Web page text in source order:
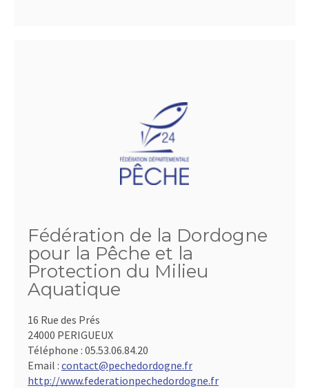
Fédération de la Dordogne
pour la Pêche et la
Protection du Milieu
Aquatique
16 Rue des Prés
24000 PERIGUEUX
Téléphone : 05.53.06.84.20
Email : contact@pechedordogne.fr
http://www.federationpechedordogne.fr